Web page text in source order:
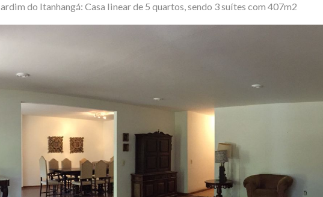
do Itanhangá: Casa linear de 5 quartos, sendo 3 suítes com 407m2